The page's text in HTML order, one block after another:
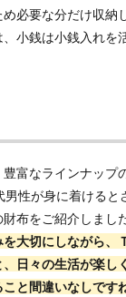
必要な分だけ収納
小銭は小銭入れを
富なラインナップ
性が身に着けると
布をご紹介しました
大切にしながら、
日々の生活が楽し
と間違いなしですね